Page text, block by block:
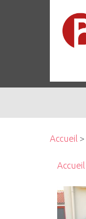
Accueil
Accueil